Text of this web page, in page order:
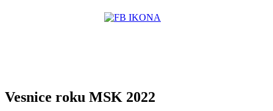
Vesnice roku MSK 2022